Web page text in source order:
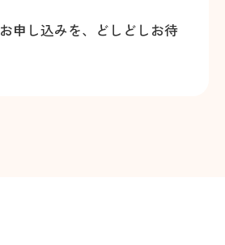
申し込みを、どしどしお待